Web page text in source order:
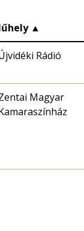
▲
Rádió
Magyar